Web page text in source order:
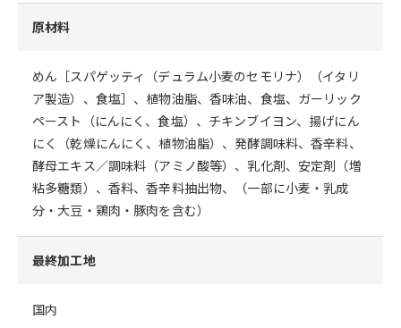
原材料
めん［スパゲッティ（デュラム小麦のセモリナ）（イタリ
ア製造）、食塩］、植物油脂、香味油、食塩、ガーリック
ペースト（にんにく、食塩）、チキンブイヨン、揚げにん
にく（乾燥にんにく、植物油脂）、発酵調味料、香辛料、
酵母エキス／調味料（アミノ酸等）、乳化剤、安定剤（増
粘多糖類）、香料、香辛料抽出物、（一部に小麦・乳成
分・大豆・鶏肉・豚肉を含む）
最終加工地
国内